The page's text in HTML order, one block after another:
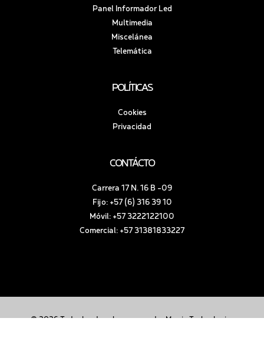
Panel Informador Led
Multimedia
Miscelánea
Telemática
POLÍTICAS
Cookies
Privacidad
CONTÁCTO
Carrera 17 N. 16 B -09
Fijo: +57 (6) 316 39 10
Móvil: +57 3222122100
Comercial: +57 31381833227
© 2026 Todos los derechos reservados Mowin Technologies